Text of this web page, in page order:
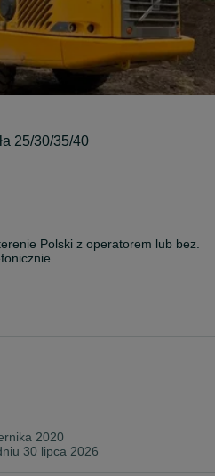
25/30/35/40
Polski z operatorem lub bez.
2020
30 lipca 2026